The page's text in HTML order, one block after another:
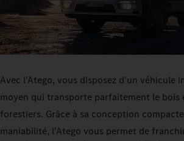
Avec l'Atego, vous disposez d'un véhicule
moyen qui transporte parfaitement le
forestiers. Grâce à sa conception
maniabilité, l'Atego vous permet de